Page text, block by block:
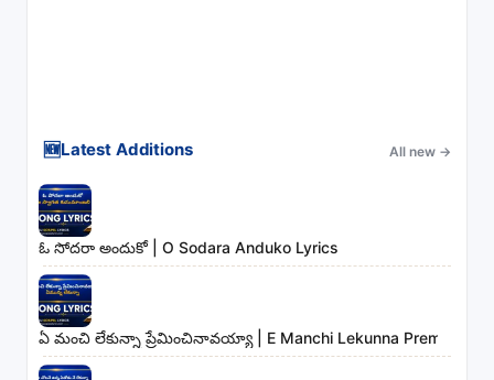
🆕Latest Additions All new →
ఓ సోదరా అందుకో | O Sodara Anduko Lyrics
ఏ మంచి లేకున్నా ప్రేమించినావయ్యా | E Manchi Lekunna